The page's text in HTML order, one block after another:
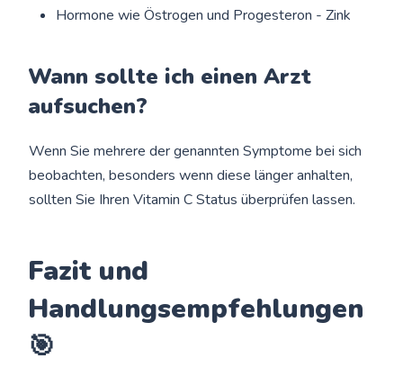
Hormone wie Östrogen und Progesteron - Zink
Wann sollte ich einen Arzt
aufsuchen?
Wenn Sie mehrere der genannten Symptome bei sich
beobachten, besonders wenn diese länger anhalten,
sollten Sie Ihren Vitamin C Status überprüfen lassen.
Fazit und
Handlungsempfehlungen
🎯